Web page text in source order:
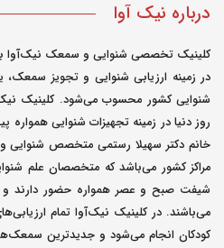
درباره نیک آوا
کلینیک تخصصی شنوایی و سمعک نیک‌آوا
در زمینه ارزیابی شنوایی و تجویز سمعک،
شنوایی کشور محسوب می‌شود. کلینیک
روز دنیا در زمینه تجهیزات شنوایی همواره
خانم دکتر سهیلا رستمی متخصص شنوایی
مراکز کشور می‌باشد که متخصصان علم
شیفت صبح و عصر همواره حضور دارند و
می‌باشند. در کلینیک نیک‌آوا تمام
کودکان انجام می‌شود و جدیدترین